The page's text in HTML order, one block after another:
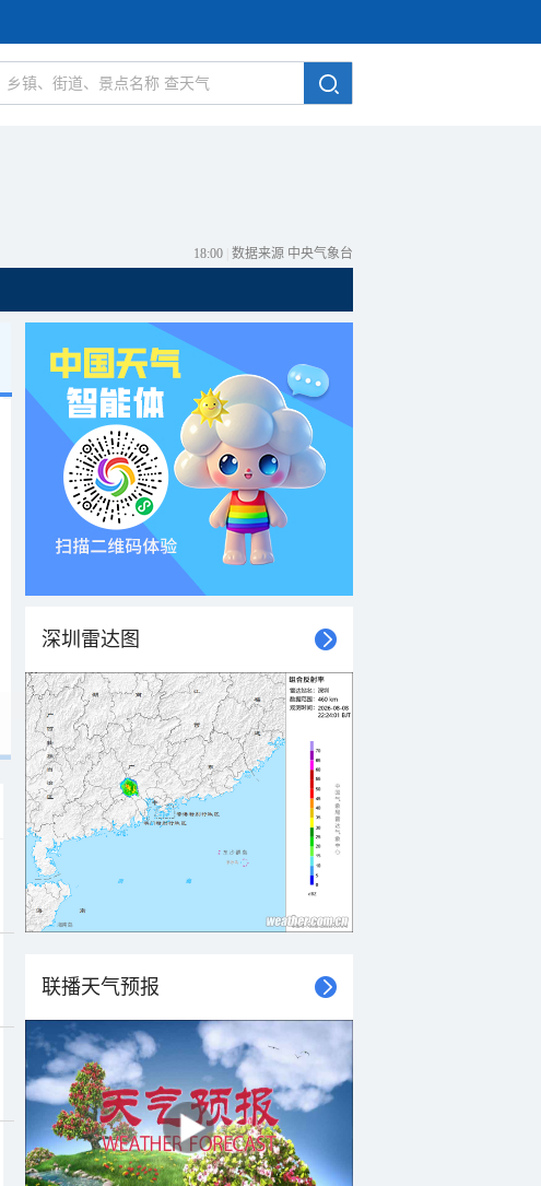
18:00 数据来源 中央气象台
深圳雷达图
联播天气预报